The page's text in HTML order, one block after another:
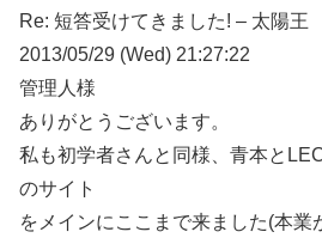
Re: 短答受けてきました! – 太陽王
2013/05/29 (Wed) 21:27:22
管理人様
ありがとうございます。
私も初学者さんと同様、青本と
のサイト
をメインにここまで来ました(本業